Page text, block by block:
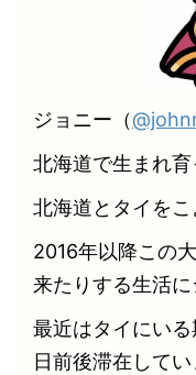
ジョニー（
北海道で生まれ
北海道とタイを
2016年以降この
来たりする生活
最近はタイにい
日前後滞在してい